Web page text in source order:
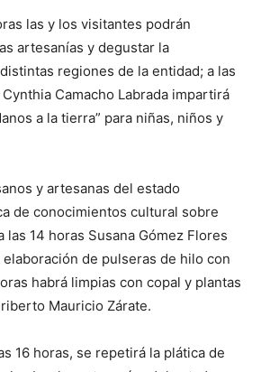
las y los visitantes podrán
artesanías y degustar la
regiones de la entidad; a las
Camacho Labrada impartirá
a la tierra” para niñas, niños y
y artesanas del estado
de conocimientos cultural sobre
las 14 horas Susana Gómez Flores
de pulseras de hilo con
habrá limpias con copal y plantas
Mauricio Zárate.
16 horas, se repetirá la plática de